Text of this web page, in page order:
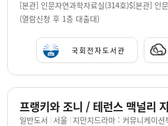
[본관] 인문자연과학자료실(314호)$[본관] 인
(열람신청 후 1층 대출대)
국회전자도서관
일반도서 서울 지만지드라마 : 커뮤니케이션